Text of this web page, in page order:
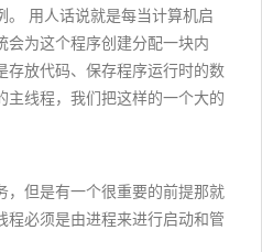
。 用人话说就是每当计算机启
为这个程序创建分配一块内
存放代码、保存程序运行时的数
线程，我们把这样的一个大的
，但是有一个很重要的前提那就
必须是由进程来进行启动和管